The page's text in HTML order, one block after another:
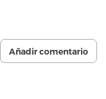
Añadir comentario